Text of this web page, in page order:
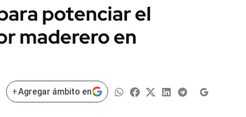
MUNDO
INFORMACIÓN GENERAL
potenciar el
maderero en
+Agregar ámbito en